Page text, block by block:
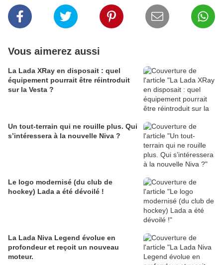
Vous aimerez aussi
La Lada XRay en disposait : quel
équipement pourrait être réintroduit
sur la Vesta ?
Un tout-terrain qui ne rouille plus. Qui
s’intéressera à la nouvelle Niva ?
Le logo modernisé (du club de
hockey) Lada a été dévoilé !
La Lada Niva Legend évolue en
profondeur et reçoit un nouveau
moteur.